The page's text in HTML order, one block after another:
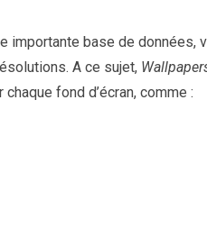
importante base de données,
A ce sujet,
fond d’écran, comme :